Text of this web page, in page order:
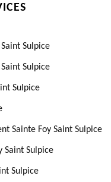
Sulpice
Sulpice
Sulpice
Sainte Foy Saint Sulpice
Saint Sulpice
Sulpice